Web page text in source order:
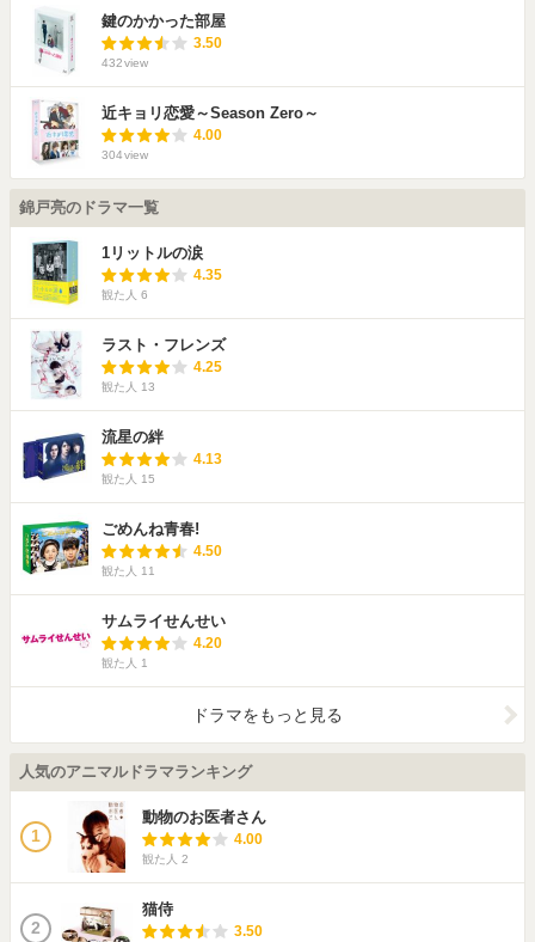
鍵のかかった部屋
3.50
432view
近キョリ恋愛～Season Zero～
4.00
304view
錦戸亮のドラマ一覧
1リットルの涙
4.35
観た人 6
ラスト・フレンズ
4.25
観た人 13
流星の絆
4.13
観た人 15
ごめんね青春!
4.50
観た人 11
サムライせんせい
4.20
観た人 1
ドラマをもっと見る
人気のアニマルドラマランキング
1
動物のお医者さん
4.00
観た人 2
2
猫侍
3.50